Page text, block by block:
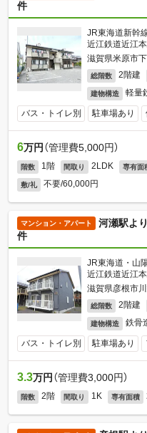
件
JR東海道新幹
近江鉄道近江
滋賀県米原市
総階数 2階建
建物構造 軽量
バス・トイレ別 駐車場あり
6万円 （管理費5,000円）
階数 1階 間取り 2LDK 専有面
敷/礼 不要/60,000円
マンション・アパート
河瀬駅よ
件
JR東海道・山
近江鉄道近江
滋賀県彦根市
総階数 2階建
建物構造 鉄骨
バス・トイレ別 駐車場あり
3.3万円 （管理費3,000円）
階数 2階 間取り 1K 専有面積